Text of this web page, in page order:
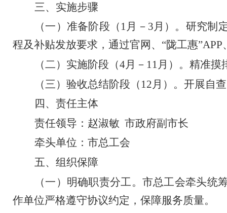
三、实施步骤
（一）准备阶段（ 1月 － 3月）。 研究制
程及补贴发放要求，通过官网、 “陇工惠”APP
（二）实施阶段（4月 － 11月）。 精准摸
（三）验收总结阶段（ 12 月）。 开展自
四、责任主体
责任领导：赵淑敏 市政府副市长
牵头单位：市总工会
五、组织保障
（一）明确职责分工。 市总工会牵头统
作单位严格遵守协议约定，保障服务质量。